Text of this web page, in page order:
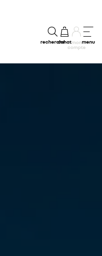
rechercheachatmon
compte
menu